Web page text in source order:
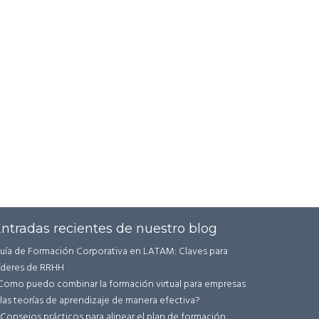
recientes de nuestro blog
de Formación Corporativa en LATAM: Claves para
de RRHH
puedo combinar la formación virtual para empresas
teorías de aprendizaje de manera efectiva?